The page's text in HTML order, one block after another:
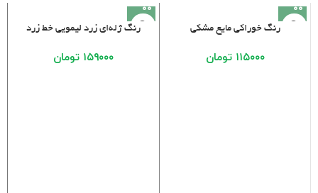
رنگ خوراکی مایع مشکی
۱۱۵۰۰۰ تومان
رنگ ژله‌ای زرد لیمویی خط زرد
۱۵۹۰۰۰ تومان